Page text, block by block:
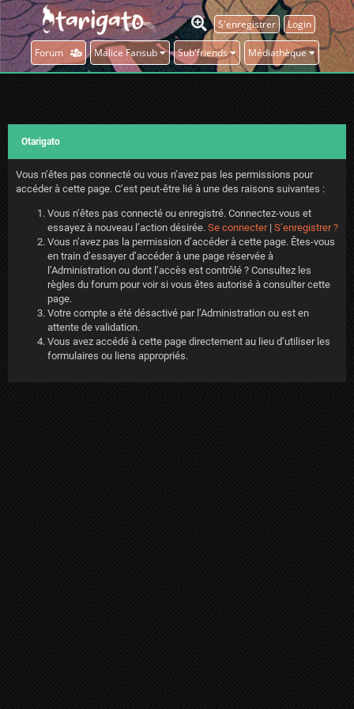
S'enregistrer Login
Forum Malice Fansub Sub'friends Médiathèque
Otarigato
Vous n’êtes pas connecté ou vous n’avez pas les permissions pour
accéder à cette page. C’est peut-être lié à une des raisons suivantes :
Vous n’êtes pas connecté ou enregistré. Connectez-vous et
essayez à nouveau l’action désirée. Se connecter| S’enregistrer ?
Vous n’avez pas la permission d’accéder à cette page. Êtes-vous
en train d’essayer d’accéder à une page réservée à
l’Administration ou dont l’accès est contrôlé ? Consultez les
règles du forum pour voir si vous êtes autorisé à consulter cette
page.
Votre compte a été désactivé par l’Administration ou est en
attente de validation.
Vous avez accédé à cette page directement au lieu d’utiliser les
formulaires ou liens appropriés.